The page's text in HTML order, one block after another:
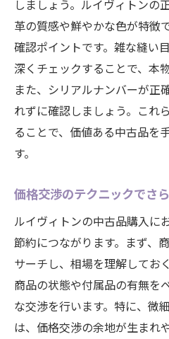
しましょう。ルイヴィトンの
革の質感や鮮やかな色が特徴
確認ポイントです。雑な縫い
深くチェックすることで、本
また、シリアルナンバーが正
れずに確認しましょう。これ
ることで、価値ある中古品を
す。
価格交渉のテクニックでさ
ルイヴィトンの中古品購入に
節約につながります。まず、
サーチし、相場を理解してお
商品の状態や付属品の有無を
な交渉を行います。特に、微
は、価格交渉の余地が生まれ